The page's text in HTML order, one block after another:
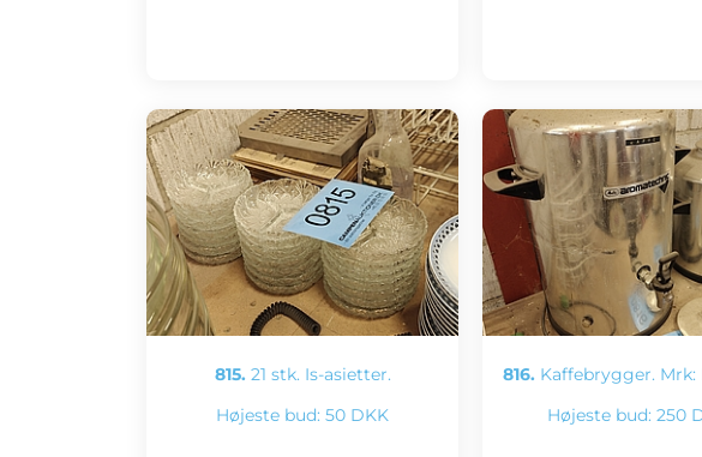
815. 21 stk. Is-asietter.
Højeste bud: 50 DKK
816. Kaffebrygger.
Højeste bud: 250